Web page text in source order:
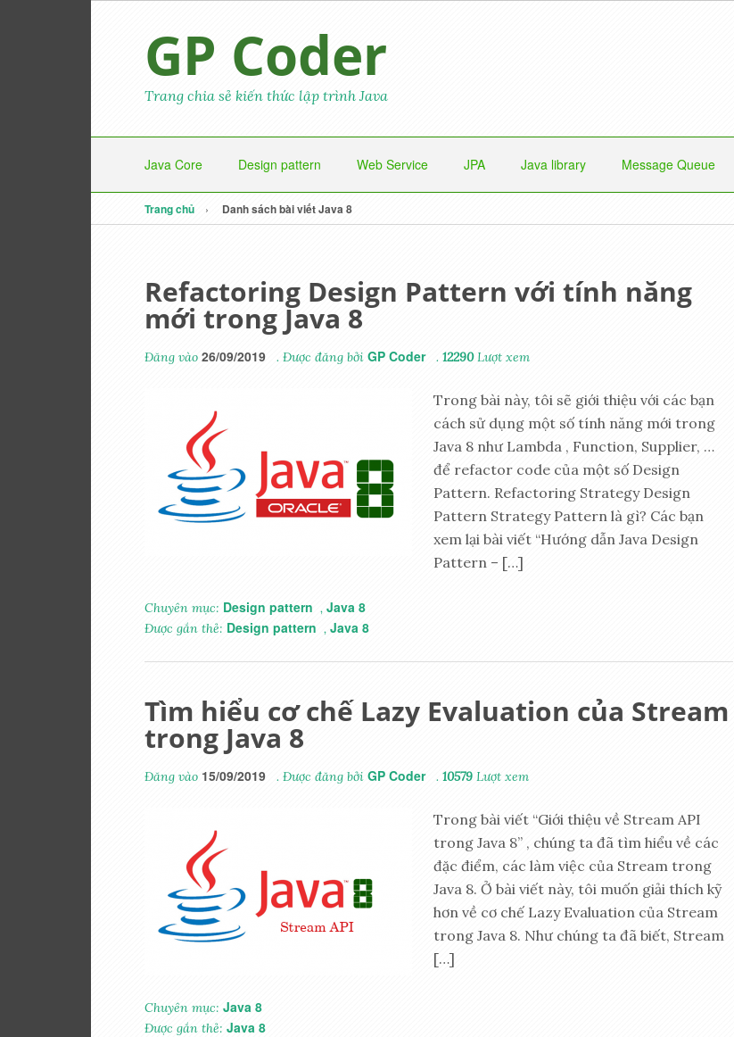
GP Coder
Trang chia sẻ kiến thức lập trình Java
Java Core Design pattern Web Service JPA Java library Message Queue
Trang chủ Danh sách bài viết Java 8
Refactoring Design Pattern với tính năng
mới trong Java 8
Đăng vào 26/09/2019 . Được đăng bởi GP Coder . 12290Lượt xem
Trong bài này, tôi sẽ giới thiệu với các bạn
cách sử dụng một số tính năng mới trong
Java 8 như Lambda , Function, Supplier, …
để refactor code của một số Design
Pattern. Refactoring Strategy Design
Pattern Strategy Pattern là gì? Các bạn
xem lại bài viết “Hướng dẫn Java Design
Pattern – […]
Chuyên mục: Design pattern , Java 8
Được gắn thẻ: Design pattern , Java 8
Tìm hiểu cơ chế Lazy Evaluation của Stream
trong Java 8
Đăng vào 15/09/2019 . Được đăng bởi GP Coder . 10579 Lượt xem
Trong bài viết “Giới thiệu về Stream API
trong Java 8” , chúng ta đã tìm hiểu về các
đặc điểm, các làm việc của Stream trong
Java 8. Ở bài viết này, tôi muốn giải thích kỹ
hơn về cơ chế Lazy Evaluation của Stream
trong Java 8. Như chúng ta đã biết, Stream
[…]
Chuyên mục: Java 8
Được gắn thẻ: Java 8